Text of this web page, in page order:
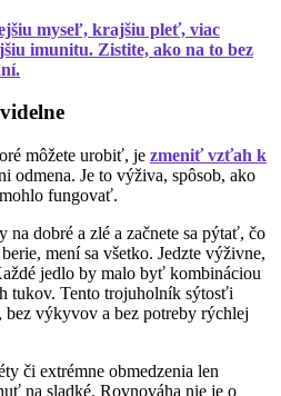
myseľ, krajšiu pleť, viac
imunitu. Zistite, ako na to bez
môžete urobiť, je zmeniť vzťah k
odmena. Je to výživa, spôsob, ako
fungovať.
dobré a zlé a začnete sa pýtať, čo
mení sa všetko. Jedzte výživne,
jedlo by malo byť kombináciou
tukov. Tento trojuholník sýtosťi
výkyvov a bez potreby rýchlej
či extrémne obmedzenia len
na sladké. Rovnováha nie je o